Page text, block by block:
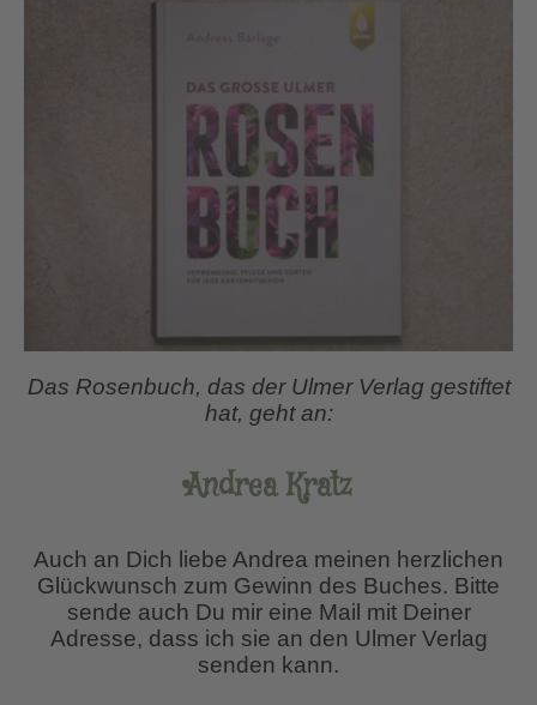
Das Rosenbuch, das der Ulmer Verlag gestiftet
hat, geht an:
Andrea Kratz
Auch an Dich liebe Andrea meinen herzlichen
Glückwunsch zum Gewinn des Buches. Bitte
sende auch Du mir eine Mail mit Deiner
Adresse, dass ich sie an den Ulmer Verlag
senden kann.